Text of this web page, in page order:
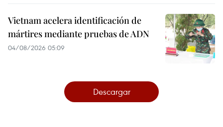
Vietnam acelera identificación de
mártires mediante pruebas de ADN
04/08/2026 05:09
Descargar